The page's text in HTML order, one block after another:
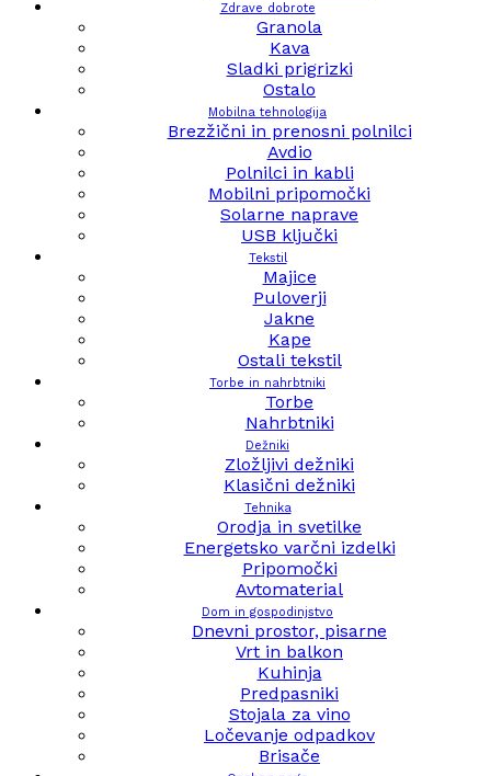
Zdrave dobrote
Granola
Kava
Sladki prigrizki
Ostalo
Mobilna tehnologija
Brezžični in prenosni polnilci
Avdio
Polnilci in kabli
Mobilni pripomočki
Solarne naprave
USB ključki
Tekstil
Majice
Puloverji
Jakne
Kape
Ostali tekstil
Torbe in nahrbtniki
Torbe
Nahrbtniki
Dežniki
Zložljivi dežniki
Klasični dežniki
Tehnika
Orodja in svetilke
Energetsko varčni izdelki
Pripomočki
Avtomaterial
Dom in gospodinjstvo
Dnevni prostor, pisarne
Vrt in balkon
Kuhinja
Predpasniki
Stojala za vino
Ločevanje odpadkov
Brisače